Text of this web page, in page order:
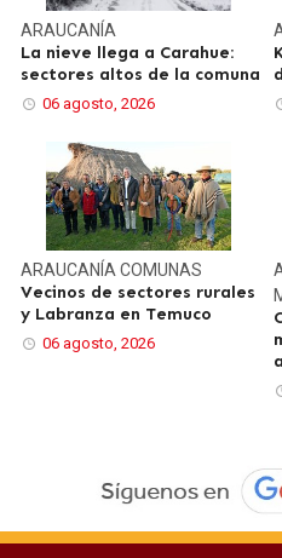
ARAUCANÍA
La nieve llega a Carahue:
sectores altos de la comuna
06 agosto, 2026
ARAUCANÍACOMUNAS
Vecinos de sectores rurales
y Labranza en Temuco
06 agosto, 2026